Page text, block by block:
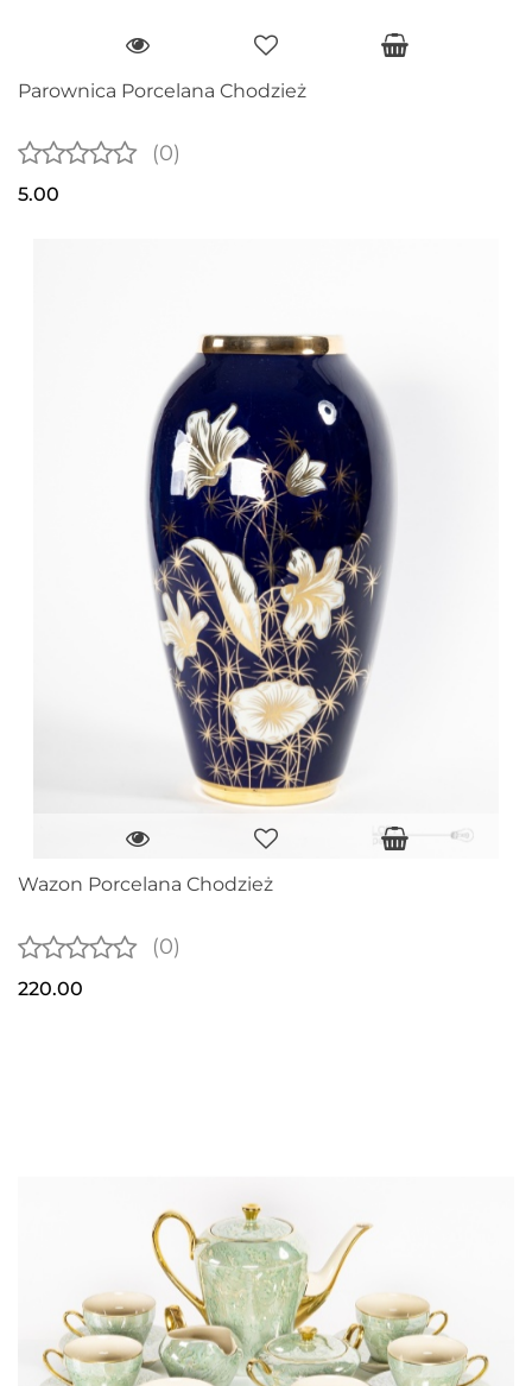
Parownica Porcelana Chodzież
(0)
5.00
Wazon Porcelana Chodzież
(0)
220.00